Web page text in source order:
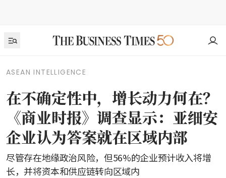
ASEAN INTELLIGENCE
在不确定性中，增长动力何在？
《商业时报》调查显示：亚细安
企业认为答案就在区域内部
尽管存在地缘政治风险，但56%的企业预计收入将增
长，并将资本和供应链转向区域内